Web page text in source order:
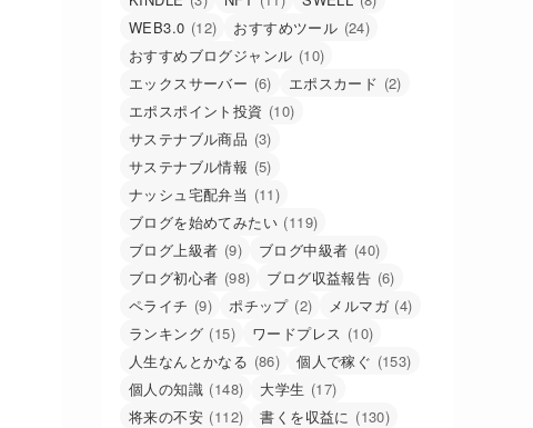
WEB3.0 (12) おすすめツール (24)
おすすめブログジャンル (10)
エックスサーバー (6) エポスカード (2)
エポスポイント投資 (10)
サステナブル商品 (3)
サステナブル情報 (5)
ナッシュ宅配弁当 (11)
ブログを始めてみたい (119)
ブログ上級者 (9) ブログ中級者 (40)
ブログ初心者 (98) ブログ収益報告 (6)
ペライチ (9) ポチップ (2) メルマガ (4)
ランキング (15) ワードプレス (10)
人生なんとかなる (86) 個人で稼ぐ (153)
個人の知識 (148) 大学生 (17)
将来の不安 (112) 書くを収益に (130)